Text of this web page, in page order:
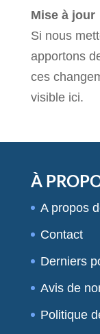
Mise à jour
Si nous
apportons
ces
visible ici.
À
A propos
Contact
Derniers
Avis de
Politique